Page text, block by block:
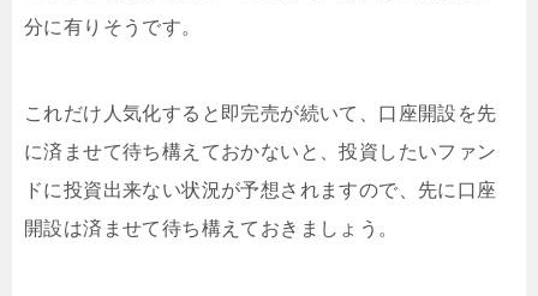
分に有りそうです。
これだけ人気化すると即完売が続いて、口座開設を先
に済ませて待ち構えておかないと、投資したいファン
ドに投資出来ない状況が予想されますので、先に口座
開設は済ませて待ち構えておきましょう。